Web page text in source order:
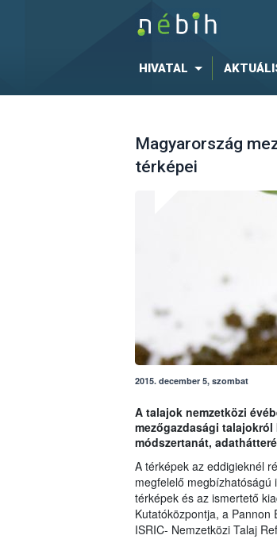
HIVATAL
Magyarország
térképei
2015. december 5, szombat
A talajok nemzetközi
mezőgazdasági
módszertanát,
A térképek az eddigieknél
megfelelő megbízhatóságú
térképek és az ismertető
Kutatóközpontja, a Pannon
ISRIC- Nemzetközi Talaj